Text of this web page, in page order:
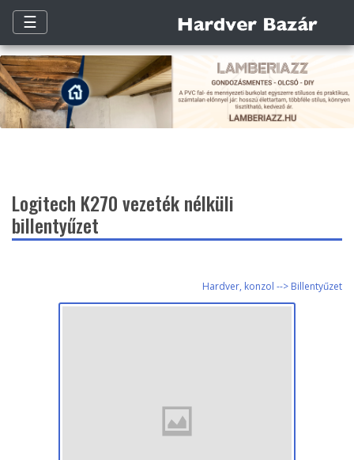
☰
Logitech K270 vezeték nélküli
billentyűzet
Hardver, konzol --> Billentyűzet